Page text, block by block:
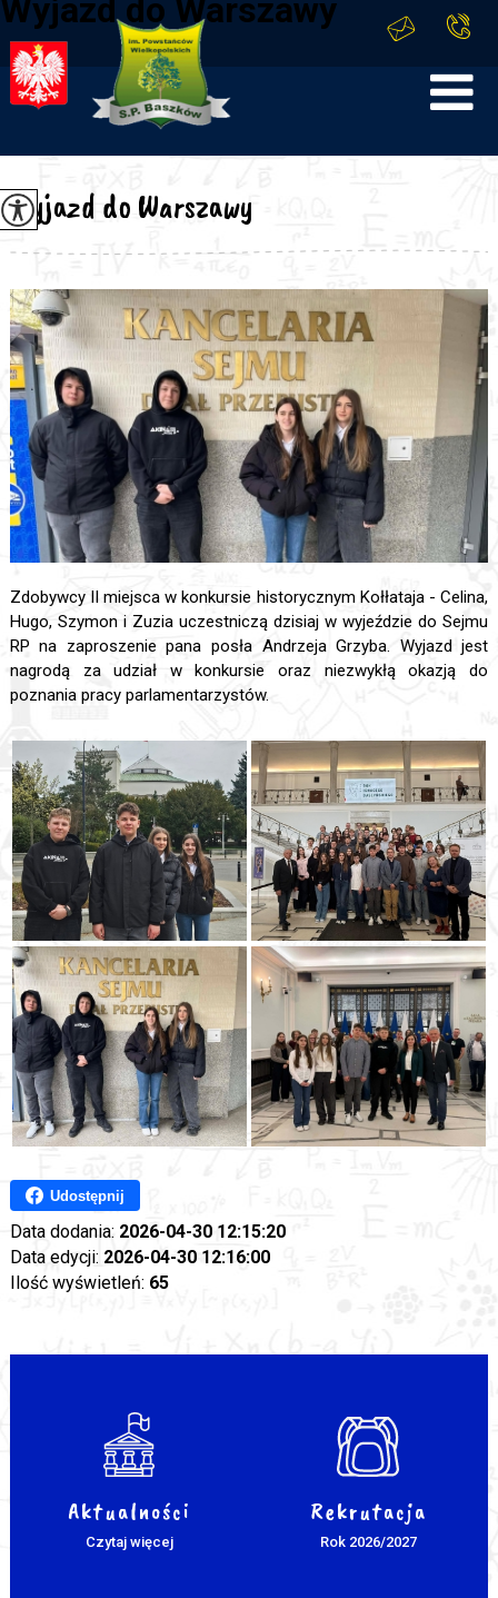
Wyjazd do Warszawy
Wyjazd do Warszawy
Zdobywcy II miejsca w konkursie historycznym Kołłataja - Celina,
Hugo, Szymon i Zuzia uczestniczą dzisiaj w wyjeździe do Sejmu
RP na zaproszenie pana posła Andrzeja Grzyba. Wyjazd jest
nagrodą za udział w konkursie oraz niezwykłą okazją do
poznania pracy parlamentarzystów.
Udostępnij
Data dodania: 2026-04-30 12:15:20
Data edycji: 2026-04-30 12:16:00
Ilość wyświetleń: 65
Aktualności
Czytaj więcej
Rekrutacja
Rok 2026/2027